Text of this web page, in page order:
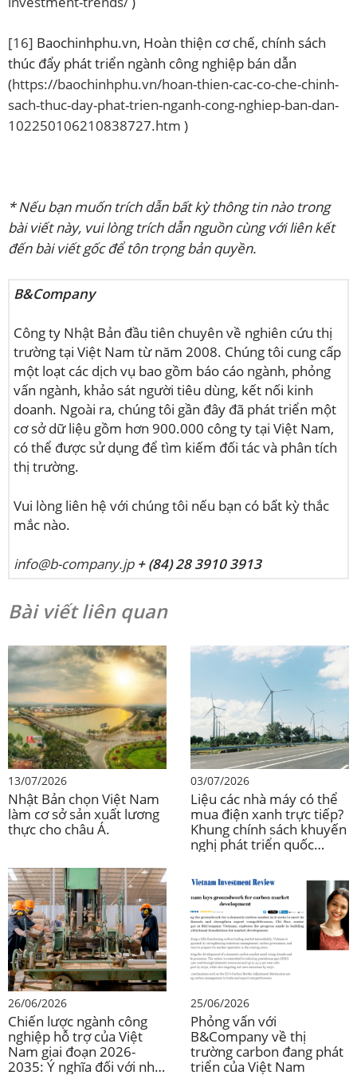
[16] Baochinhphu.vn, Hoàn thiện cơ chế, chính sách
thúc đẩy phát triển ngành công nghiệp bán dẫn
(https://baochinhphu.vn/hoan-thien-cac-co-che-chinh-
sach-thuc-day-phat-trien-nganh-cong-nghiep-ban-dan-
102250106210838727.htm )
* Nếu bạn muốn trích dẫn bất kỳ thông tin nào trong
bài viết này, vui lòng trích dẫn nguồn cùng với liên kết
đến bài viết gốc để tôn trọng bản quyền.
B&Company
Công ty Nhật Bản đầu tiên chuyên về nghiên cứu thị
trường tại Việt Nam từ năm 2008. Chúng tôi cung cấp
một loạt các dịch vụ bao gồm báo cáo ngành, phỏng
vấn ngành, khảo sát người tiêu dùng, kết nối kinh
doanh. Ngoài ra, chúng tôi gần đây đã phát triển một
cơ sở dữ liệu gồm hơn 900.000 công ty tại Việt Nam,
có thể được sử dụng để tìm kiếm đối tác và phân tích
thị trường.
Vui lòng liên hệ với chúng tôi nếu bạn có bất kỳ thắc
mắc nào.
info@b-company.jp + (84) 28 3910 3913
Bài viết liên quan
13/07/2026
Nhật Bản chọn Việt Nam
làm cơ sở sản xuất lương
thực cho châu Á.
03/07/2026
Liệu các nhà máy có thể
mua điện xanh trực tiếp?
Khung chính sách khuyến
nghị phát triển quốc
Nam và đầu tư vào ngành
sản xuất.
26/06/2026
Chiến lược ngành công
nghiệp hỗ trợ của Việt
Nam giai đoạn 2026-
2035: Ý nghĩa đối với nhà
25/06/2026
Phỏng vấn với
B&Company về thị
trường carbon đang phát
triển của Việt Nam